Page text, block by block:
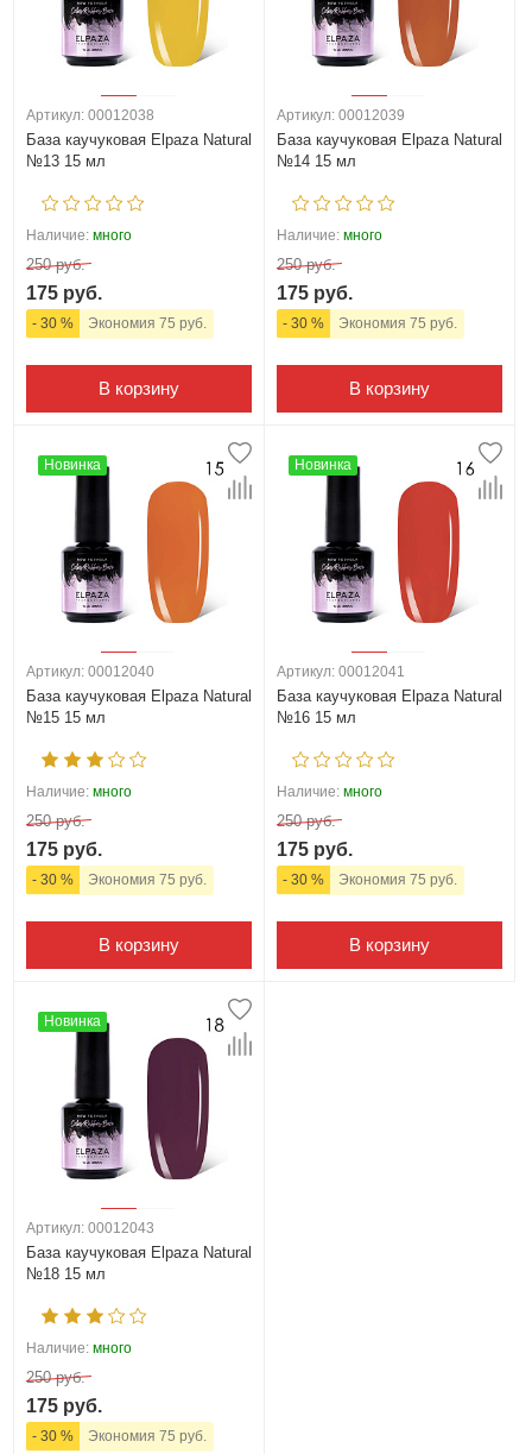
Артикул: 00012038
База каучуковая Elpaza Natural
№13 15 мл
Наличие: много
250 руб.
175 руб.
- 30 % Экономия 75 руб.
В корзину
Артикул: 00012039
База каучуковая Elpaza Natural
№14 15 мл
Наличие: много
250 руб.
175 руб.
- 30 % Экономия 75 руб.
В корзину
Новинка
Артикул: 00012040
База каучуковая Elpaza Natural
№15 15 мл
Наличие: много
250 руб.
175 руб.
- 30 % Экономия 75 руб.
В корзину
Новинка
Артикул: 00012041
База каучуковая Elpaza Natural
№16 15 мл
Наличие: много
250 руб.
175 руб.
- 30 % Экономия 75 руб.
В корзину
Новинка
Артикул: 00012043
База каучуковая Elpaza Natural
№18 15 мл
Наличие: много
250 руб.
175 руб.
- 30 % Экономия 75 руб.